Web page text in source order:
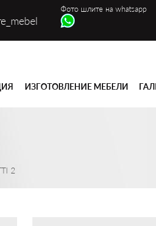
Фото шлите на whatsapp
ИЗГОТОВЛЕНИЕ МЕБЕЛИ
2